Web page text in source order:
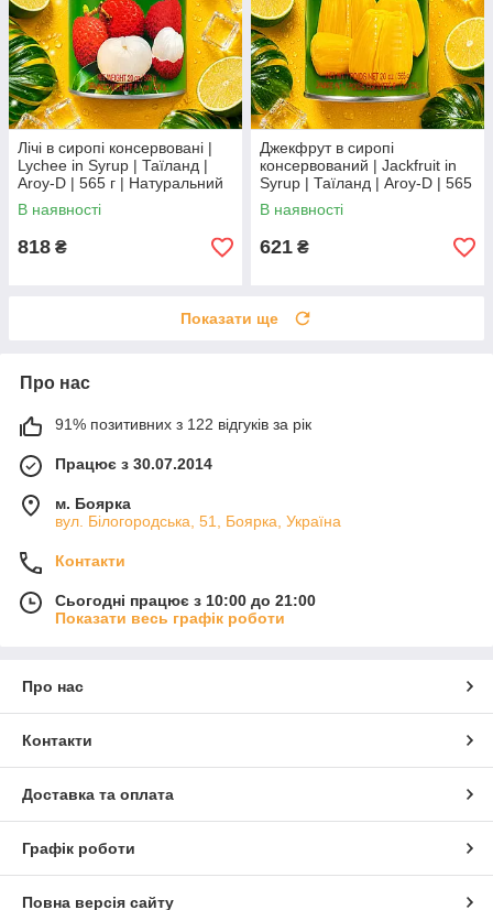
Лічі в сиропі консервовані |
Lychee in Syrup | Таїланд |
Aroy-D | 565 г | Натуральний
тропічний десерт XC
В наявності
818 ₴
Джекфрут в сиропі
консервований | Jackfruit in
Syrup | Таїланд | Aroy-D | 565
г | Екзотичний тропічний
фрукт XC
В наявності
621 ₴
Показати ще
Про нас
91% позитивних з 122 відгуків за рік
Працює з 30.07.2014
м. Боярка
вул. Білогородська, 51, Боярка, Україна
Контакти
Сьогодні працює з 10:00 до 21:00
Показати весь графік роботи
Про нас
Контакти
Доставка та оплата
Графік роботи
Повна версія сайту